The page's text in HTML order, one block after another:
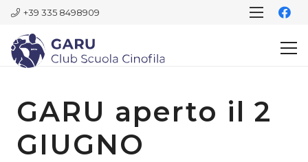
+39 335 8498909
GARU aperto il 2
GIUGNO